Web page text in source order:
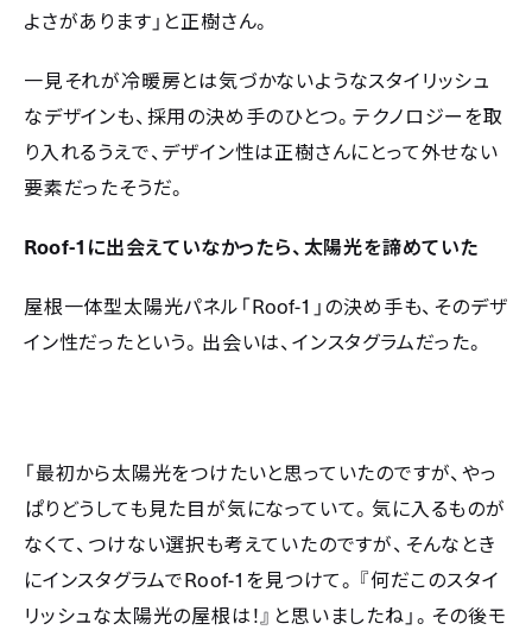
よさがあります」と正樹さん。
一見それが冷暖房とは気づかないようなスタイリッシュ
なデザインも、採用の決め手のひとつ。テクノロジーを取
り入れるうえで、デザイン性は正樹さんにとって外せない
要素だったそうだ。
Roof-1 に出会えていなかったら、太陽光を諦めていた
屋根一体型太陽光パネル「Roof-1 」の決め手も、そのデザ
イン性だったという。出会いは、インスタグラムだった。
「最初から太陽光をつけたいと思っていたのですが、やっ
ぱりどうしても見た目が気になっていて。気に入るものが
なくて、つけない選択も考えていたのですが、そんなとき
にインスタグラムでRoof-1 を見つけて。『何だこのスタイ
リッシュな太陽光の屋根は！』と思いましたね」。その後モ